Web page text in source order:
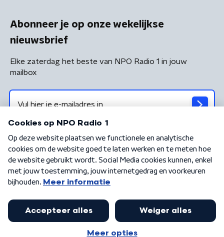
Abonneer je op onze wekelijkse
nieuwsbrief
Elke zaterdag het beste van NPO Radio 1 in jouw
mailbox
Algemene voorwaarden